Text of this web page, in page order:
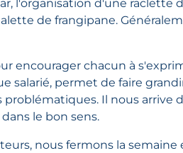
l'organisation d'une raclette
de frangipane.
encourager chacun à
salarié, permet de faire
problématiques. Il nous arrive
le bon sens.
nous fermons la semaine